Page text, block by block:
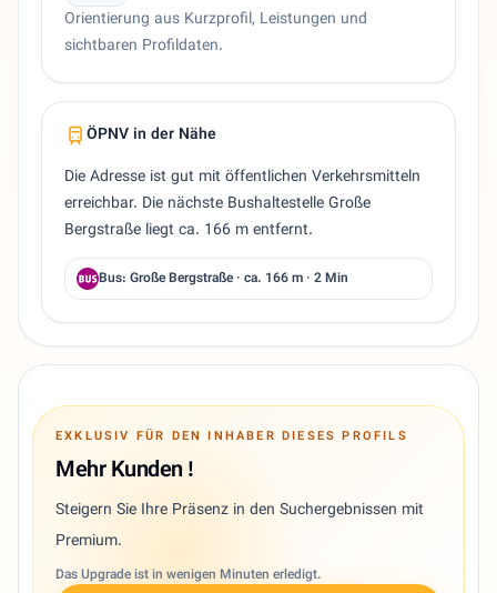
Orientierung aus Kurzprofil, Leistungen und
sichtbaren Profildaten.
ÖPNV in der Nähe
Die Adresse ist gut mit öffentlichen Verkehrsmitteln
erreichbar. Die nächste Bushaltestelle Große
Bergstraße liegt ca. 166 m entfernt.
Bus: Große Bergstraße · ca. 166 m · 2 Min
EXKLUSIV FÜR DEN INHABER DIESES PROFILS
Mehr Kunden !
Steigern Sie Ihre Präsenz in den Suchergebnissen mit
Premium.
Das Upgrade ist in wenigen Minuten erledigt.